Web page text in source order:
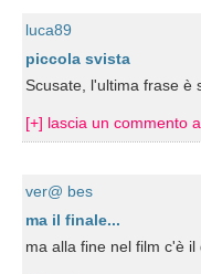
luca89
piccola svista
Scusate, l'ultima frase è
[+] lascia un commento
ver@ bes
ma il finale...
ma alla fine nel film c'è